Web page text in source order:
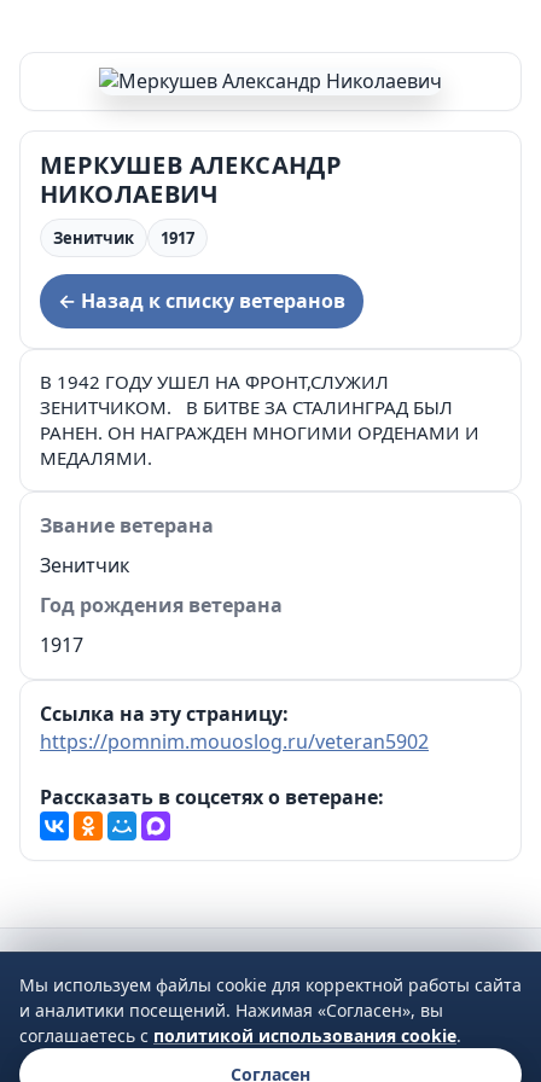
МЕРКУШЕВ АЛЕКСАНДР
НИКОЛАЕВИЧ
Зенитчик 1917
← Назад к списку ветеранов
В 1942 ГОДУ УШЕЛ НА ФРОНТ,СЛУЖИЛ
ЗЕНИТЧИКОМ. В БИТВЕ ЗА СТАЛИНГРАД БЫЛ
РАНЕН. ОН НАГРАЖДЕН МНОГИМИ ОРДЕНАМИ И
МЕДАЛЯМИ.
Звание ветерана
Зенитчик
Год рождения ветерана
1917
Ссылка на эту страницу:
https://pomnim.mouoslog.ru/veteran5902
Рассказать в соцсетях о ветеране:
2026 © Управление образования Администрации МО Сухой Лог
624800, Свердловская область, г. Сухой Лог, ул. Кирова, дом 7
Мы используем файлы cookie для корректной работы сайта
и аналитики посещений. Нажимая «Согласен», вы
соглашаетесь с политикой использования cookie.
Согласен